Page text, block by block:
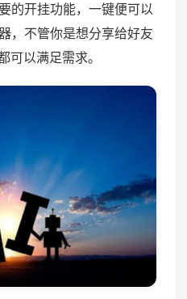
的开挂功能，一键便可以
，不管你是想分享给好友
可以满足需求。